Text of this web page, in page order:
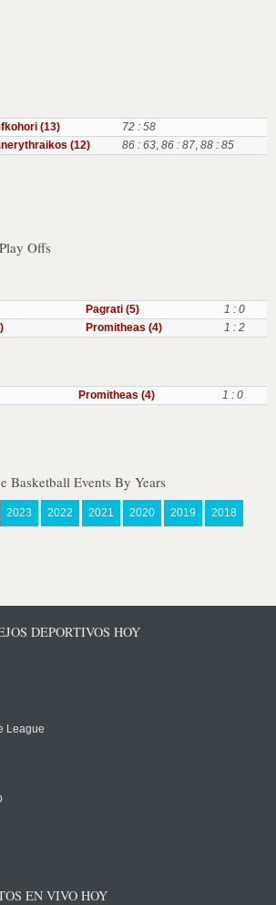
(13)
72 : 58
(12) 86 : 63, 86 : 87, 88 : 85
Offs
Pagrati (5)
1 : 0
Promitheas (4) 1 : 2
Promitheas (4) 1 : 0
Basketball Events By Years
2023 2022 2021 2020 2019 2018
DEPORTIVOS HOY
League
EN VIVO HOY